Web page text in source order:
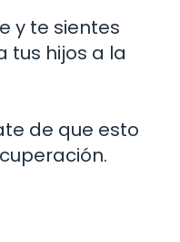
y te sientes
tus hijos a la
de que esto